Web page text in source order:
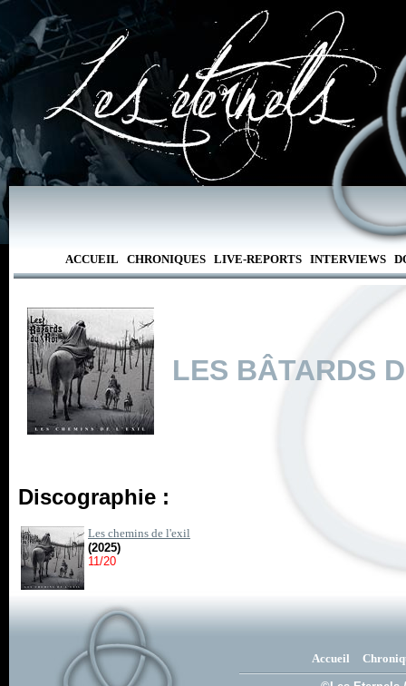
ACCUEIL CHRONIQUES LIVE-REPORTS INTERVIEWS
LES BÂTARDS
Discographie :
Les chemins de l'exil
(2025)
11/20
Accueil